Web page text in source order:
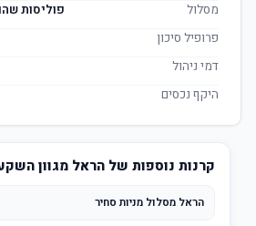
מסלול
פוליסות
פרופיל סיכון
דמי ניהול
היקף נכסים
קרנות נוספות של הראל מגוון
הראל מסלול מניות סחיר